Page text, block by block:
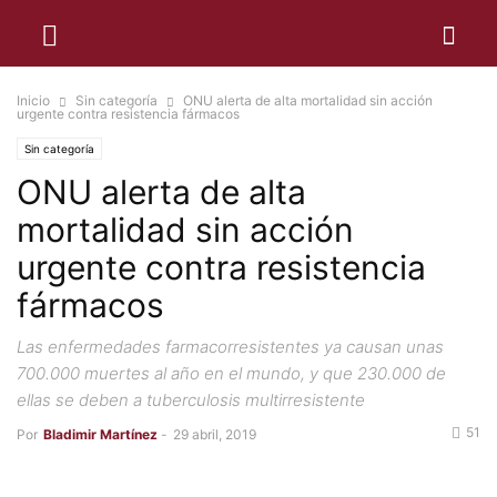
Inicio Sin categoría
ONU alerta de alta mortalidad sin acción
urgente contra resistencia fármacos
Sin categoría
ONU alerta de alta
mortalidad sin acción
urgente contra resistencia
fármacos
Las enfermedades farmacorresistentes ya causan unas
700.000 muertes al año en el mundo, y que 230.000 de
ellas se deben a tuberculosis multirresistente
Por Bladimir Martínez - 29 abril, 2019 51